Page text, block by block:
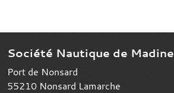
Société Nautique de Madine
Port de Nonsard
55210 Nonsard Lamarche